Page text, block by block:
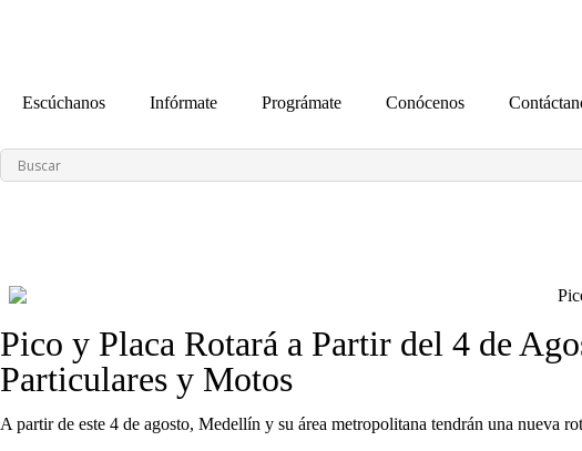
Escúchanos Infórmate Prográmate Conócenos
Pico y Placa Rotará a Partir del 4 de
Particulares y Motos
A partir de este 4 de agosto, Medellín y su área metropolitana tendrán una nueva